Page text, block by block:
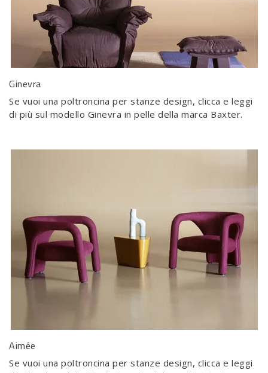
Ginevra
Se vuoi una poltroncina per stanze design, clicca e leggi
di più sul modello Ginevra in pelle della marca Baxter.
Aimée
Se vuoi una poltroncina per stanze design, clicca e leggi